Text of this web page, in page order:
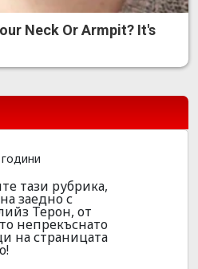
Neck Or Armpit? It's
тази рубрика,
заедно с
Терон, от
непрекъснато
на страницата